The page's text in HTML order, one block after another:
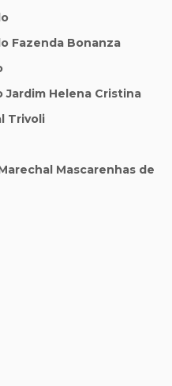
Fazenda Bonanza
Jardim Helena Cristina
Trivoli
Mascarenhas de